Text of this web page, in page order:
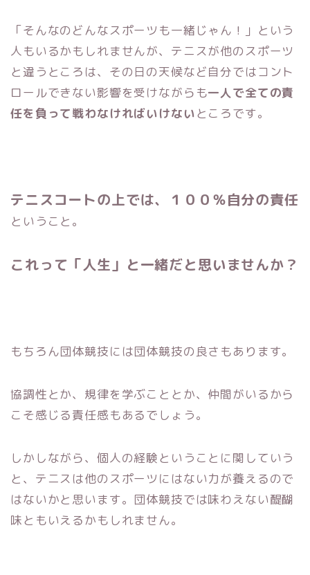
「そんなのどんなスポーツも一緒じゃん！」という
人もいるかもしれませんが、テニスが他のスポーツ
と違うところは、その日の天候など自分ではコント
ロールできない影響を受けながらも一人で全ての責
任を負って戦わなければいけない ところです。
テニスコートの上では、１００％自分の責任
ということ。
これって「人生」と一緒だと思いませんか？
もちろん団体競技には団体競技の良さもあります。
協調性とか、規律を学ぶこととか、仲間がいるから
こそ感じる責任感もあるでしょう。
しかしながら、個人の経験ということに関していう
と、テニスは他のスポーツにはない力が養えるので
はないかと思います。団体競技では味わえない醍醐
味ともいえるかもしれません。